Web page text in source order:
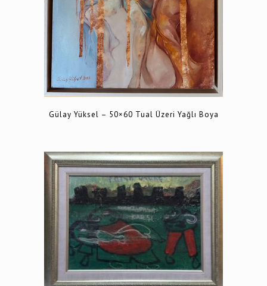
Gülay Yüksel – 50×60 Tual Üzeri Yağlı Boya